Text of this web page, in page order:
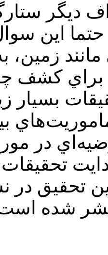
ديگر
اين
زمين،
براي كشف
بسيار
در